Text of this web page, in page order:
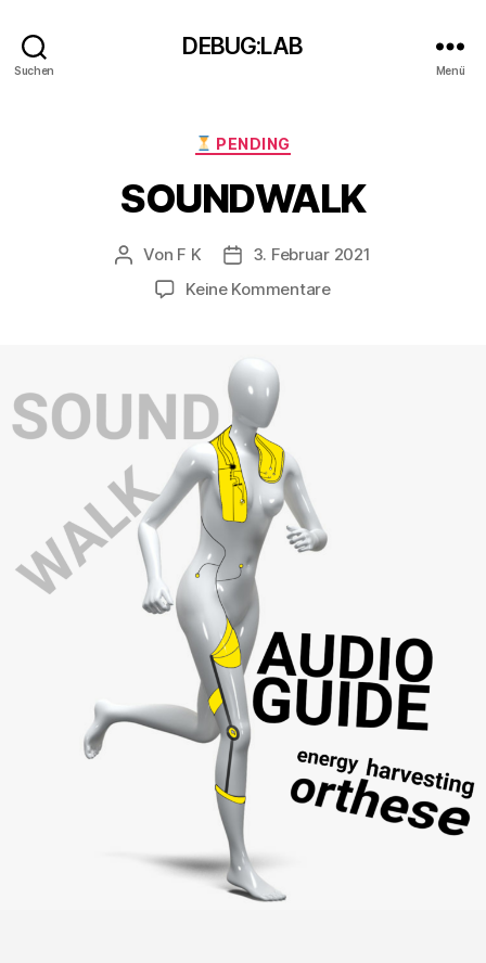
Suchen
DEBUG:LAB
Menü
Kategorien
PENDING
SOUNDWALK
Beitragsautor
Von F K Beitragsdatum
3. Februar 2021
Keine Kommentarezu